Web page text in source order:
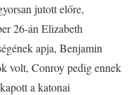
jutott előre,
26-án Elizabeth
apja, Benjamin
volt, Conroy pedig ennek
a katonai